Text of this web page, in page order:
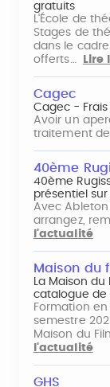
gratuits
L'École de
Stages de
dans le
offerts…
Lire
Cagec
Cagec - Frais
Avoir un
traitement
40ème
40ème
présentiel sur
Avec Ableton
arrangez,
l'actualité
Maison du
La Maison
catalogue de
Formation
semestre
Maison du
l'actualité
GHS